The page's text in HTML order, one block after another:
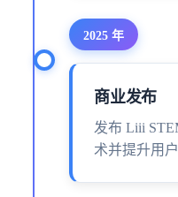
2025 年
商业发布
发布 Liii
术并提升用户